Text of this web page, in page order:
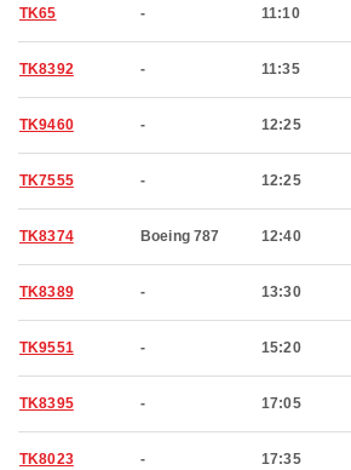
TK65 - 11:10
TK8392 - 11:35
TK9460 - 12:25
TK7555 - 12:25
TK8374 Boeing 787 12:40
TK8389 - 13:30
TK9551 - 15:20
TK8395 - 17:05
TK8023 - 17:35